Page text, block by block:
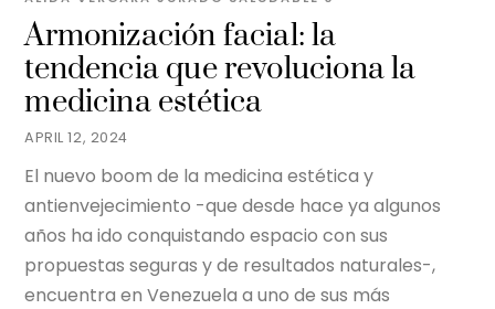
APRIL 12, 2024
Armonización facial: la
tendencia que revoluciona la
medicina estética
El nuevo boom de la medicina estética y
antienvejecimiento -que desde hace ya algunos
años ha ido conquistando espacio con sus
propuestas seguras y de resultados naturales-,
encuentra en Venezuela a uno de sus más